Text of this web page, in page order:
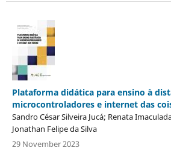
Plataforma didática para ensino à
microcontroladores e internet das
Sandro César Silveira Jucá; Renata
Jonathan Felipe da Silva
29 November 2023